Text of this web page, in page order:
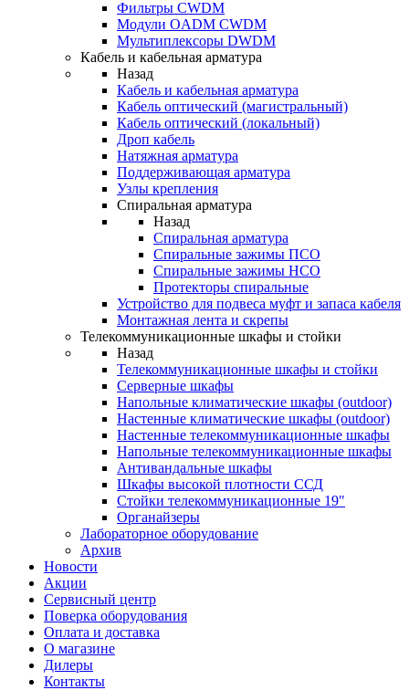
Фильтры CWDM
Модули OADM CWDM
Мультиплексоры DWDM
Кабель и кабельная арматура
Назад
Кабель и кабельная арматура
Кабель оптический (магистральный)
Кабель оптический (локальный)
Дроп кабель
Натяжная арматура
Поддерживающая арматура
Узлы крепления
Спиральная арматура
Назад
Спиральная арматура
Спиральные зажимы ПСО
Спиральные зажимы НСО
Протекторы спиральные
Устройство для подвеса муфт и запаса кабеля
Монтажная лента и скрепы
Телекоммуникационные шкафы и стойки
Назад
Телекоммуникационные шкафы и стойки
Серверные шкафы
Напольные климатические шкафы (outdoor)
Настенные климатические шкафы (outdoor)
Настенные телекоммуникационные шкафы
Напольные телекоммуникационные шкафы
Антивандальные шкафы
Шкафы высокой плотности ССД
Стойки телекоммуникационные 19"
Органайзеры
Лабораторное оборудование
Архив
Новости
Акции
Сервисный центр
Поверка оборудования
Оплата и доставка
О магазине
Дилеры
Контакты